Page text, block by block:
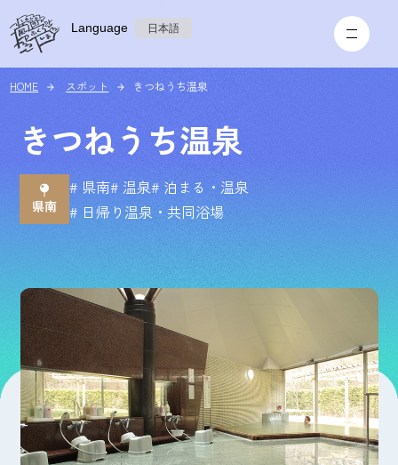
Language 日本語
HOME スポット きつねうち温泉
きつねうち温泉
# 県南# 温泉# 泊まる・温泉
# 日帰り温泉・共同浴場